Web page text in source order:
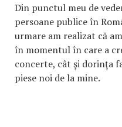
Din punctul meu de
persoane publice în
urmare am realizat că
în momentul în care a
concerte, cât şi dorinţa
piese noi de la mine.